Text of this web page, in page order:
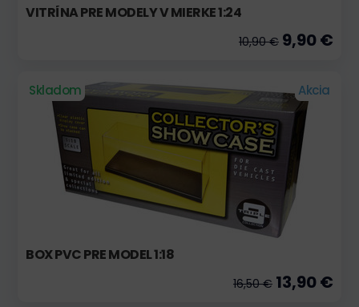
VITRÍNA PRE MODELY V MIERKE 1:24
10,90 € 9,90 €
Skladom Akcia
BOX PVC PRE MODEL 1:18
16,50 € 13,90 €